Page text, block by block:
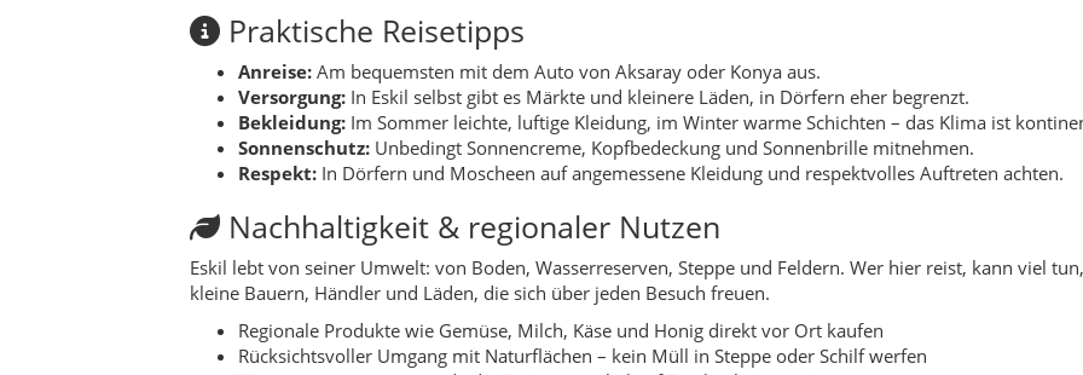
Wasser sparsam nutzen, da die Region sensibel auf Trockenheit reagiert
Kleine Pensionen und familiengeführte Unterkünfte unterstützen
Für wen eignet sich der Landkreis Eskil?
Eskil ist kein klassischer Bade- oder Partyort – und genau das ist seine Stärke. Der Landkreis passt
Naturliebhaber und Steppe-Fans, die offene Landschaften lieben
Fotografen, die mit Licht, Horizont und Stimmungen arbeiten wollen
Reisende, die landwirtschaftliches Leben und echte anatolische Alltagskultur erleben möchten
Roadtrip-Fans, die abseits der großen Routen unterwegs sind
Menschen, die einfach einmal „den Kopf frei bekommen“ wollen
Kulinarische Erlebnisse in Eskil